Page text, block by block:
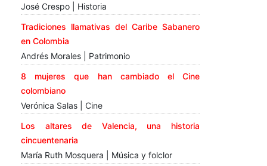
José Crespo | Historia
Tradiciones llamativas del Caribe Sabanero
en Colombia
Andrés Morales | Patrimonio
8 mujeres que han cambiado el Cine
colombiano
Verónica Salas | Cine
Los altares de Valencia, una historia
cincuentenaria
María Ruth Mosquera | Música y folclor